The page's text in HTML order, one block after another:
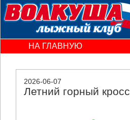
НА ГЛАВНУЮ
2026-06-07
Летний горный кросс